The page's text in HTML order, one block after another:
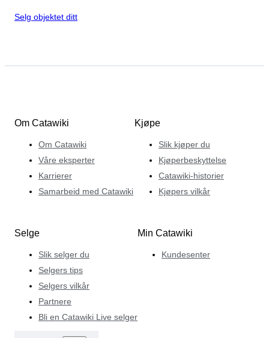
Selg objektet ditt
Om Catawiki
Om Catawiki
Våre eksperter
Karrierer
Samarbeid med Catawiki
Kjøpe
Slik kjøper du
Kjøperbeskyttelse
Catawiki-historier
Kjøpers vilkår
Selge
Slik selger du
Selgers tips
Selgers vilkår
Partnere
Bli en Catawiki Live selger
Min Catawiki
Kundesenter